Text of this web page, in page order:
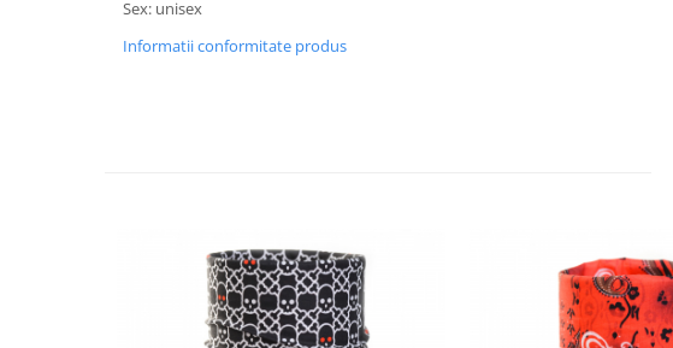
Sex: unisex
Informatii conformitate produs